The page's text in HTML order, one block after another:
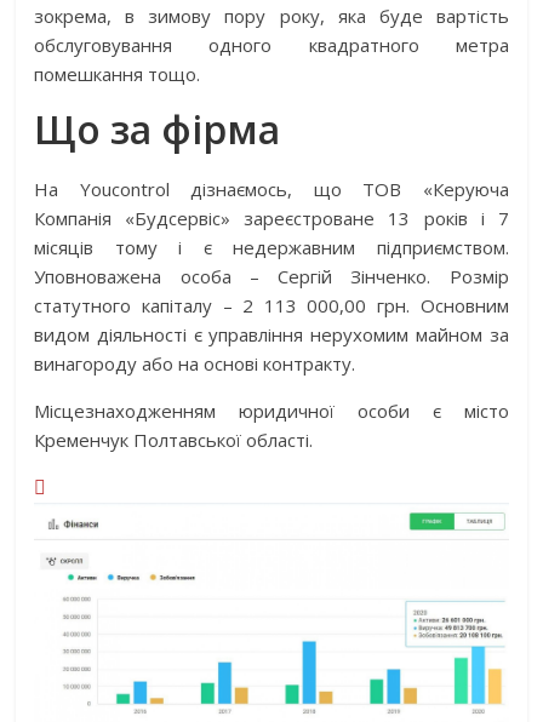
зокрема, в зимову пору року, яка буде вартість
обслуговування одного квадратного метра
помешкання тощо.
Що за фірма
На Youcontrol дізнаємось, що ТОВ «Керуюча
Компанія «Будсервіс» зареєстроване 13 років і 7
місяців тому і є недержавним підприємством.
Уповноважена особа – Сергій Зінченко. Розмір
статутного капіталу – 2 113 000,00 грн. Основним
видом діяльності є управління нерухомим майном за
винагороду або на основі контракту.
Місцезнаходженням юридичної особи є місто
Кременчук Полтавської області.
